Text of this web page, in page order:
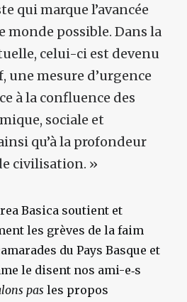
qui marque l’avancée
monde possible. Dans la
celui-ci est devenu
une mesure d’urgence
à la confluence des
sociale et
qu’à la profondeur
civilisation. »
Basica soutient et
les grèves de la faim
du Pays Basque et
le disent nos ami-e‑s
pas les propos